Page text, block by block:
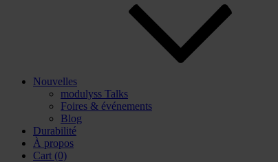
Nouvelles
modulyss Talks
Foires & événements
Blog
Durabilité
À propos
Cart (0)